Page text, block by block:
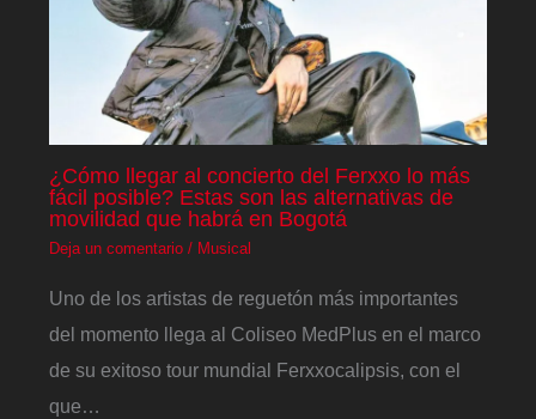
¿Cómo llegar al concierto del Ferxxo lo más
fácil posible? Estas son las alternativas de
movilidad que habrá en Bogotá
Deja un comentario / Musical
Uno de los artistas de reguetón más importantes
del momento llega al Coliseo MedPlus en el marco
de su exitoso tour mundial Ferxxocalipsis, con el
que…